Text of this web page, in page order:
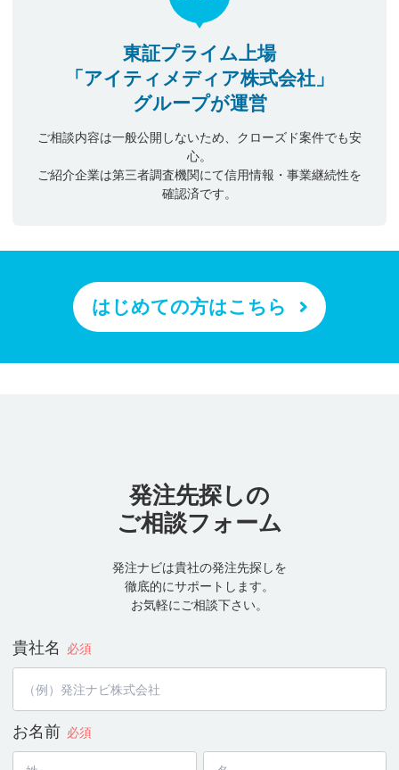
東証プライム上場
「アイティメディア株式会社」
グループが運営
ご相談内容は一般公開しないため、クローズド案件でも安
心。
ご紹介企業は第三者調査機関にて信用情報・事業継続性を
確認済です。
はじめての方はこちら
発注先探しの
ご相談フォーム
発注ナビは貴社の発注先探しを
徹底的にサポートします。
お気軽にご相談下さい。
貴社名 必須
お名前 必須